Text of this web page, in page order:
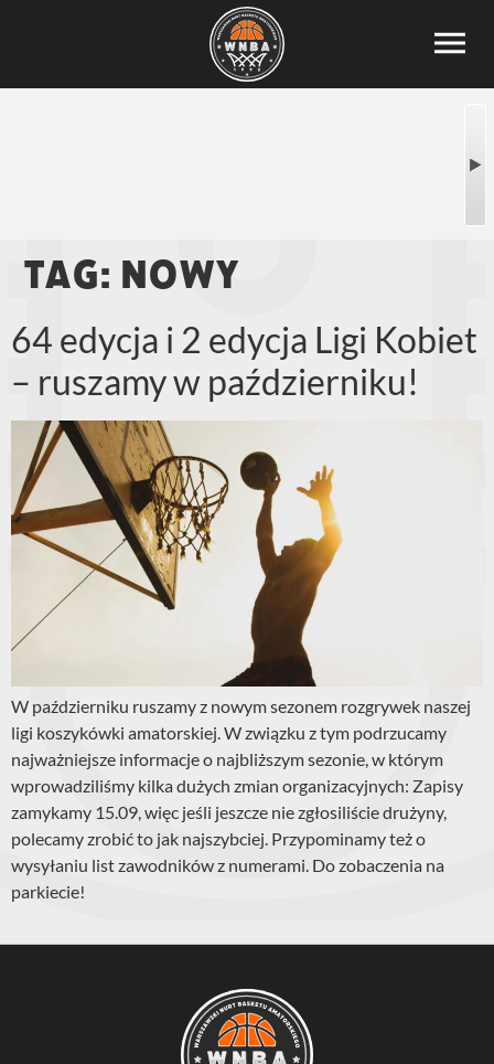
Tag: nowy
64 edycja i 2 edycja Ligi Kobiet
– ruszamy w październiku!
W październiku ruszamy z nowym sezonem rozgrywek naszej
ligi koszykówki amatorskiej. W związku z tym podrzucamy
najważniejsze informacje o najbliższym sezonie, w którym
wprowadziliśmy kilka dużych zmian organizacyjnych: Zapisy
zamykamy 15.09, więc jeśli jeszcze nie zgłosiliście drużyny,
polecamy zrobić to jak najszybciej. Przypominamy też o
wysyłaniu list zawodników z numerami. Do zobaczenia na
parkiecie!